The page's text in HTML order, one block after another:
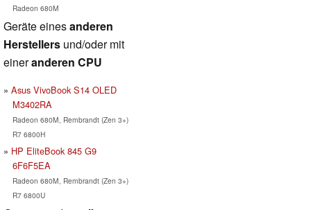
Radeon 680M
Geräte einesanderen
Herstellers und/oder mit
eineranderen CPU
Asus VivoBook S14 OLED
M3402RA
Radeon 680M, Rembrandt (Zen 3+)
R7 6800H
HP EliteBook 845 G9
6F6F5EA
Radeon 680M, Rembrandt (Zen 3+)
R7 6800U